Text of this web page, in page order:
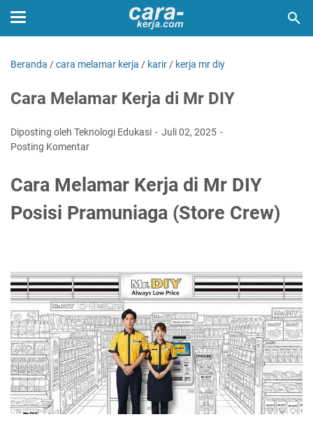
Beranda /cara melamar kerja / karir / kerja mr diy
Cara Melamar Kerja di Mr DIY
Diposting oleh Teknologi Edukasi
Juli 02, 2025
Posting Komentar
Cara Melamar Kerja di Mr DIY
Posisi Pramuniaga (Store Crew)